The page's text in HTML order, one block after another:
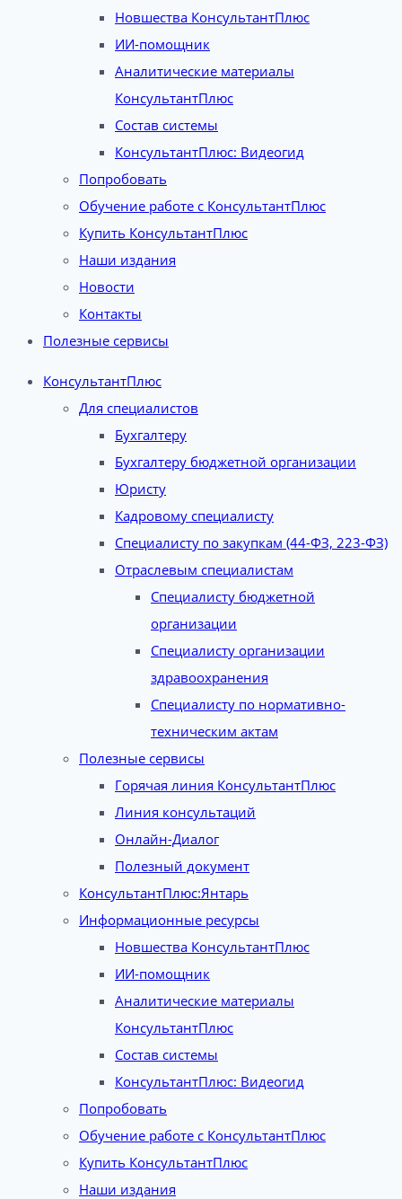
Новшества КонсультантПлюс
ИИ-помощник
Аналитические материалы
КонсультантПлюс
Состав системы
КонсультантПлюс: Видеогид
Попробовать
Обучение работе с КонсультантПлюс
Купить КонсультантПлюс
Наши издания
Новости
Контакты
Полезные сервисы
КонсультантПлюс
Для специалистов
Бухгалтеру
Бухгалтеру бюджетной организации
Юристу
Кадровому специалисту
Специалисту по закупкам (44-ФЗ, 223-ФЗ)
Отраслевым специалистам
Специалисту бюджетной
организации
Специалисту организации
здравоохранения
Специалисту по нормативно-
техническим актам
Полезные сервисы
Горячая линия КонсультантПлюс
Линия консультаций
Онлайн-Диалог
Полезный документ
КонсультантПлюс:Янтарь
Информационные ресурсы
Новшества КонсультантПлюс
ИИ-помощник
Аналитические материалы
КонсультантПлюс
Состав системы
КонсультантПлюс: Видеогид
Попробовать
Обучение работе с КонсультантПлюс
Купить КонсультантПлюс
Наши издания